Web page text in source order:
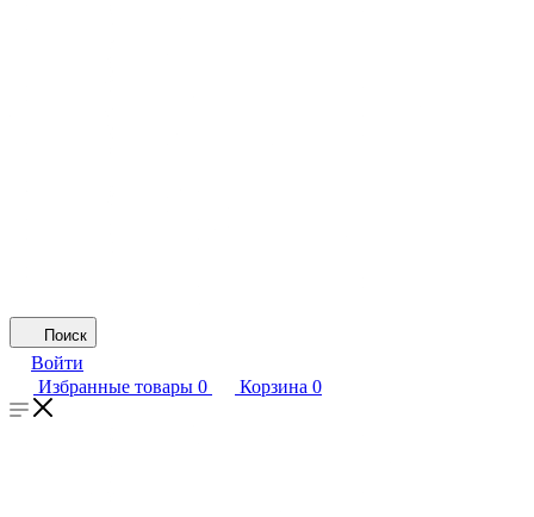
Поиск
Войти
Избранные товары 0 Корзина 0